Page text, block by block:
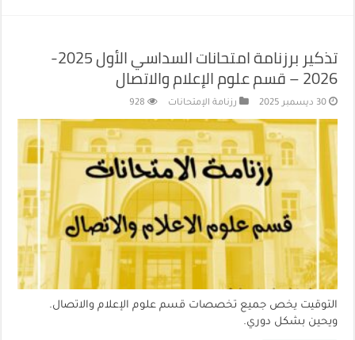
تذكير برزنامة امتحانات السداسي الأول 2025-
2026 – قسم علوم الإعلام والاتصال
30 ديسمبر 2025 رزنامة الإمتحانات 928
التوقيت يخص جميع تخصصات قسم علوم الإعلام والاتصال.
ويحين بشكل دوري.